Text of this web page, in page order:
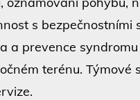
s bezpečnostními
a prevence
terénu. Týmové